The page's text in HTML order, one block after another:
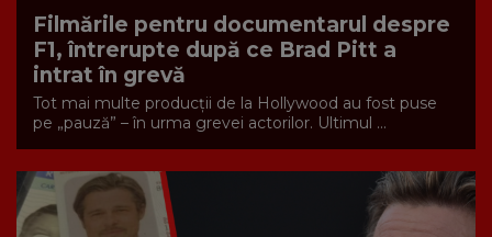
Filmările pentru documentarul despre
F1, întrerupte după ce Brad Pitt a
intrat în grevă
Tot mai multe producții de la Hollywood au fost puse
pe „pauză” – în urma grevei actorilor. Ultimul ...